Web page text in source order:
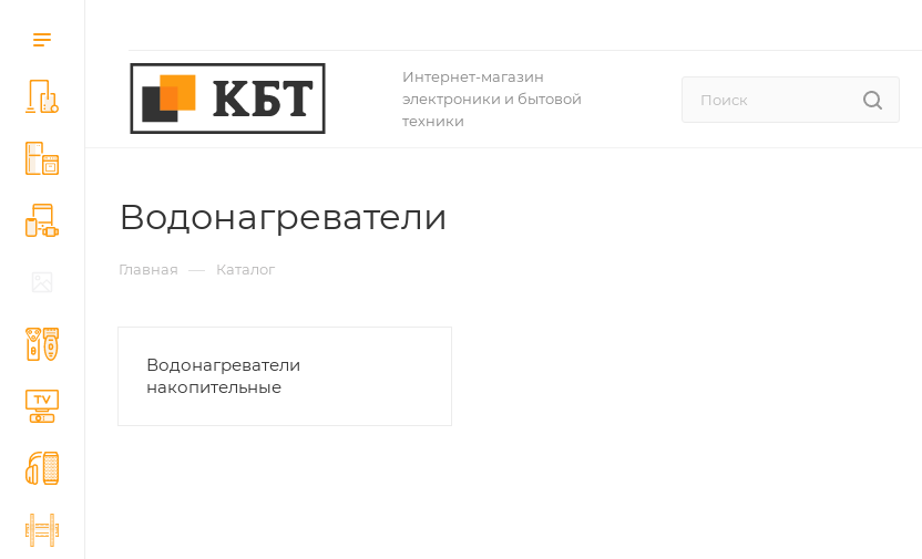
Интернет-магазин
электроники и бытовой
техники
Водонагреватели
Главная — Каталог
Водонагреватели
накопительные